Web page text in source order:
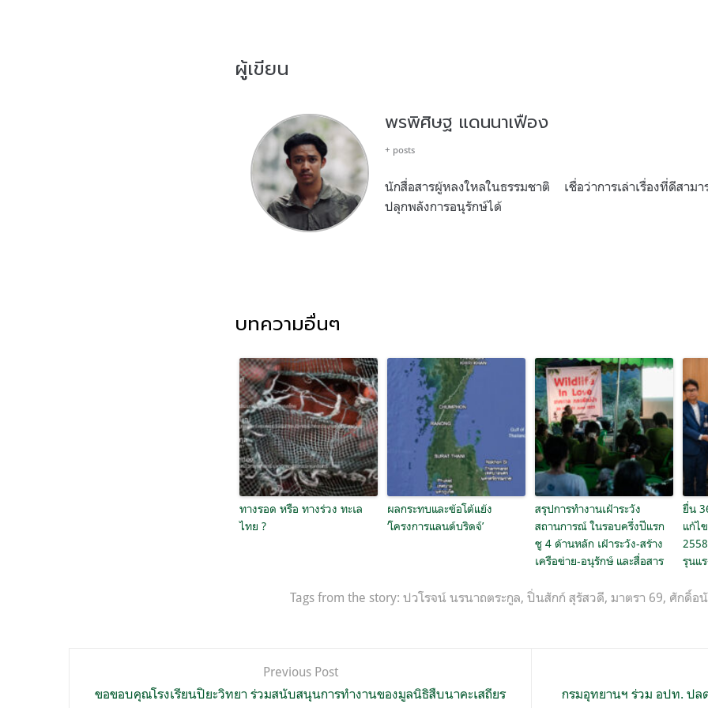
ผู้เขียน
พรพิศิษฐ แดนนาเฟือง
+ posts
นักสื่อสารผู้หลงใหลในธรรมชาติ เชื่อว่าการเล่าเรื่องที่ดีสาม
ปลุกพลังการอนุรักษ์ได้
บทความอื่นๆ
ทางรอด หรือ ทางร่วง ทะเล
ไทย ?
ผลกระทบและข้อโต้แย้ง
‘โครงการแลนด์บริดจ์’
สรุปการทำงานเฝ้าระวัง
สถานการณ์ ในรอบครึ่งปีแรก
ชู 4 ด้านหลัก เฝ้าระวัง-สร้าง
เครือข่าย-อนุรักษ์ และสื่อสาร
ยื่น
แก้ไ
รุนแ
Tags from the story: ปวโรจน์ นรนาถตระกูล, ปิ่นสักก์ สุรัสวดี, มาตรา 69, ศักดิ์อ
เรื่อง
Previous Post
ขอขอบคุณโรงเรียนปิยะวิทยา ร่วมสนับสนุนการทำงานของมูลนิธิสืบนาคะเสถียร
กรมอุทยานฯ ร่วม อปท. ป